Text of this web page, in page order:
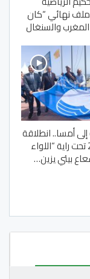
نهائي “كان
أمسا.. انطلاقة
صيف 2026 تحت راية “اللواء
بيئي يزين…